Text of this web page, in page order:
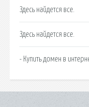
Здесь найдется все.
Здесь найдется все.
- Купить домен в